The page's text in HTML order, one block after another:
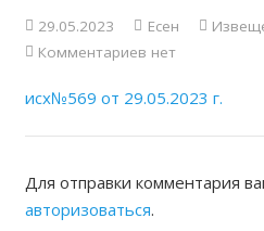
29.05.2023 Есен
Комментариев нет
исх№569 от 29.05.2023 г.
Для отправки комментария
авторизоваться.